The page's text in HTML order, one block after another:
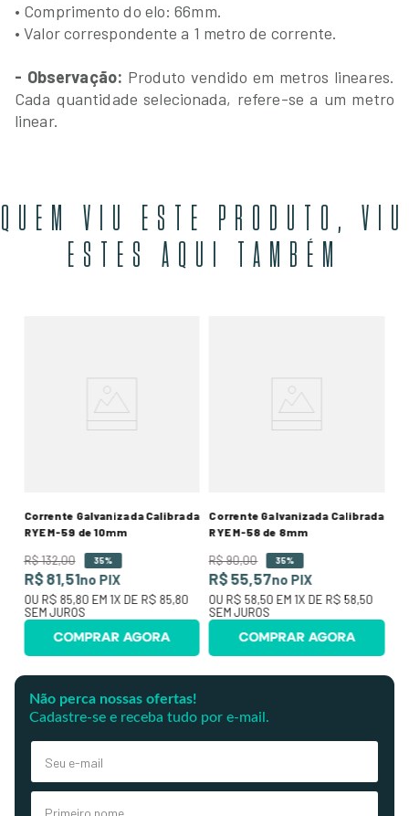
• Comprimento do elo: 66mm.
• Valor correspondente a 1 metro de corrente.
- Observação: Produto vendido em metros lineares.
Cada quantidade selecionada, refere-se a um metro
linear.
QUEM VIU ESTE PRODUTO, VIU
ESTES AQUI TAMBÉM
Corrente Galvanizada Calibrada
RYE M-59 de 10mm
R$132,00 35%
R$ 81,51no PIX
OU R$ 85,80 EM1X DE R$ 85,80
SEM JUROS
COMPRAR AGORA
Corrente Galvanizada Calibrada
RYE M-58 de 8mm
R$90,00 35%
R$ 55,57no PIX
OU R$ 58,50 EM1X DE R$ 58,50
SEM JUROS
COMPRAR AGORA
Não perca nossas ofertas!
Cadastre-se e receba tudo por e-mail.